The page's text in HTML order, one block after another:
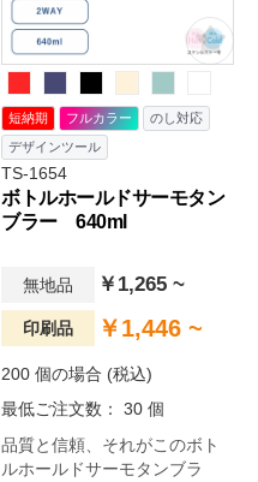
短納期 フルカラー
のし対応
デザインツール
TS-1654
ボトルホールドサーモタン
ブラー 640ml
無地品 ￥1,265 ~
印刷品 ￥1,446 ~
200 個の場合 (税込)
最低ご注文数： 30 個
品質と信頼、それがこのボト
ルホールドサーモタンブラ